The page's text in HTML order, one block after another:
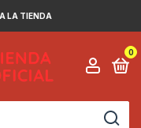
LA TIENDA
0